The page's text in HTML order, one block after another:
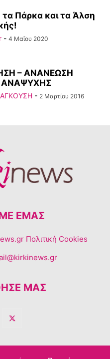
τα Πάρκα και τα Άλση
- 4 Μαΐου 2020
– ΑΝΑΝΕΩΣΗ
- 2 Μαρτίου 2016
ΕΜΆΣ
Πολιτική Cookies
ΜΑΣ